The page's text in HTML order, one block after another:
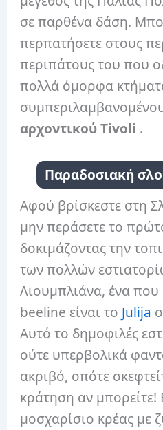
σε παρθένα δάση.
περπατήσετε στους
περιπάτους του που
πολλά όμορφα
αρχοντικού Tivoli .
Παραδοσιακή
Αφού βρίσκεστε στη
μην περάσετε το
δοκιμάζοντας την
των πολλών
Λιουμπλιάνα, ένα που
beeline είναι το Julija
Αυτό το δημοφιλές
ούτε υπερβολικά
ακριβό, οπότε
κράτηση αν μπορείτε!
μοσχαρίσιο κρέας με